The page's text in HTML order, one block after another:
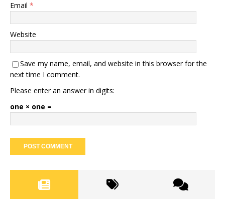
Email *
Website
Save my name, email, and website in this browser for the
next time I comment.
Please enter an answer in digits:
one × one =